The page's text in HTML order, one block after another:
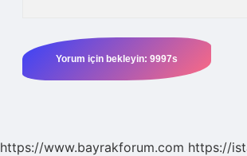
https://www.bayrakforum.com https://